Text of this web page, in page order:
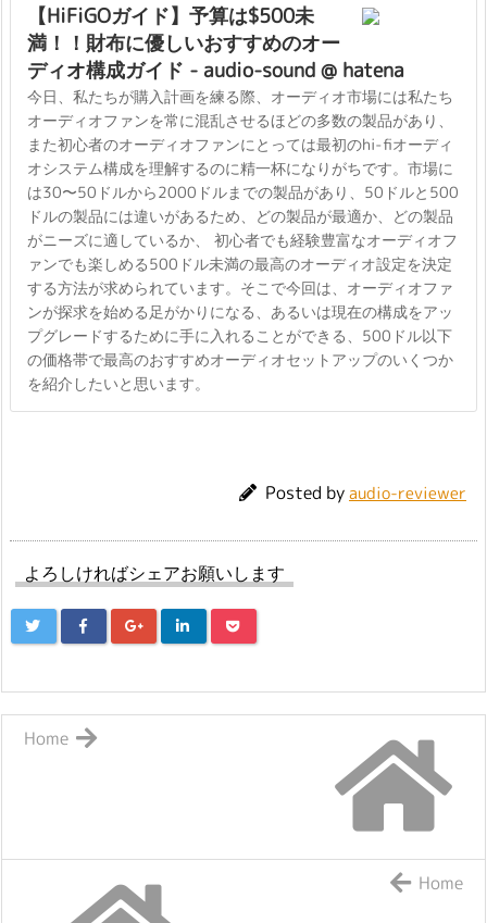
【HiFiGOガイド】予算は$500未
満！！財布に優しいおすすめのオー
ディオ構成ガイド - audio-sound @ hatena
今日、私たちが購入計画を練る際、オーディオ市場には私たち
オーディオファンを常に混乱させるほどの多数の製品があり、
また初心者のオーディオファンにとっては最初のhi-fiオーディ
オシステム構成を理解するのに精一杯になりがちです。市場に
は30〜50ドルから2000ドルまでの製品があり、50ドルと500
ドルの製品には違いがあるため、どの製品が最適か、どの製品
がニーズに適しているか、 初心者でも経験豊富なオーディオフ
ァンでも楽しめる500ドル未満の最高のオーディオ設定を決定
する方法が求められています。そこで今回は、オーディオファ
ンが探求を始める足がかりになる、あるいは現在の構成をアッ
プグレードするために手に入れることができる、500ドル以下
の価格帯で最高のおすすめオーディオセットアップのいくつか
を紹介したいと思います。
Posted byaudio-reviewer
よろしければシェアお願いします
Home
Home